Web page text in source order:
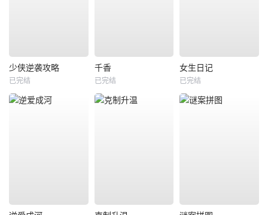
少侠逆袭攻略
已完结
千香
已完结
女生日记
已完结